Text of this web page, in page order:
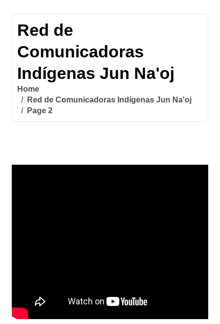
Red de
Comunicadoras
Indígenas Jun Na'oj
Home
Red de Comunicadoras Indígenas Jun Na'oj
Page 2